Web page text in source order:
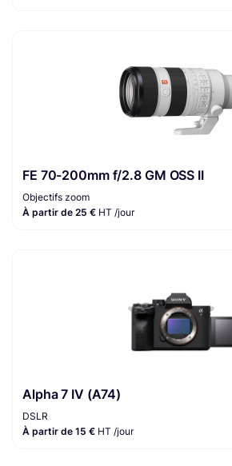
FE 70-200mm f/2.8 GM OSS II
Objectifs zoom
À partir de 25 € HT /jour
Alpha 7 IV (A74)
DSLR
À partir de 15 € HT /jour